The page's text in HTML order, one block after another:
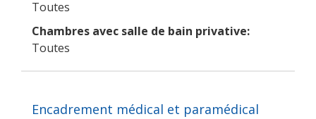
Toutes
Chambres avec salle de bain privative:
Toutes
Encadrement médical et paramédical